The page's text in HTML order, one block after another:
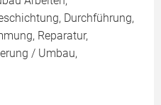
Durchführung,
Reparatur,
/ Umbau,